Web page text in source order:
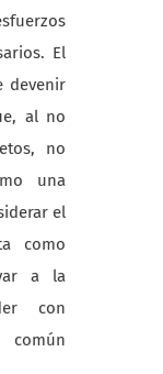
El
devenir
al no
no
una
el
como
a la
con
común